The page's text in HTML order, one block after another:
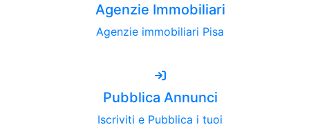
Agenzie Immobiliari
Agenzie immobiliari Pisa
Pubblica Annunci
Iscriviti e Pubblica i tuoi